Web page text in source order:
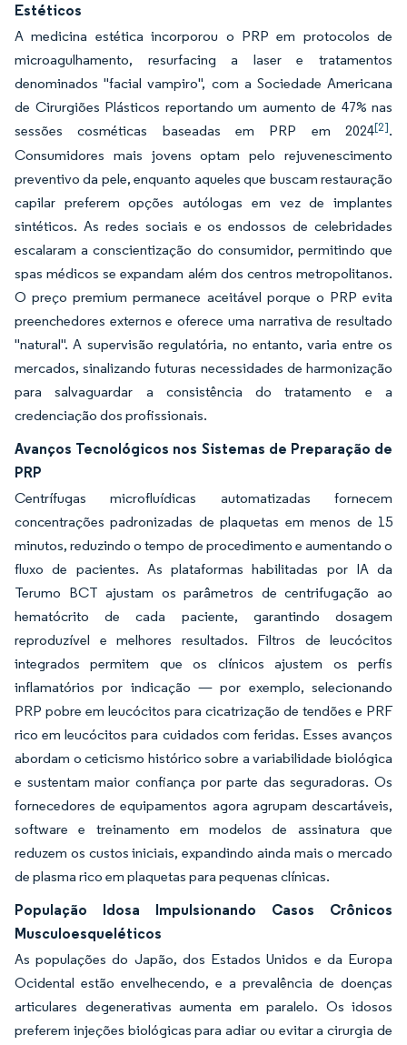
Estéticos
A medicina estética incorporou o PRP em protocolos de
microagulhamento, resurfacing a laser e tratamentos
denominados "facial vampiro", com a Sociedade Americana
de Cirurgiões Plásticos reportando um aumento de 47% nas
sessões cosméticas baseadas em PRP em 2024[2].
Consumidores mais jovens optam pelo rejuvenescimento
preventivo da pele, enquanto aqueles que buscam restauração
capilar preferem opções autólogas em vez de implantes
sintéticos. As redes sociais e os endossos de celebridades
escalaram a conscientização do consumidor, permitindo que
spas médicos se expandam além dos centros metropolitanos.
O preço premium permanece aceitável porque o PRP evita
preenchedores externos e oferece uma narrativa de resultado
"natural". A supervisão regulatória, no entanto, varia entre os
mercados, sinalizando futuras necessidades de harmonização
para salvaguardar a consistência do tratamento e a
credenciação dos profissionais.
Avanços Tecnológicos nos Sistemas de Preparação de
PRP
Centrífugas microfluídicas automatizadas fornecem
concentrações padronizadas de plaquetas em menos de 15
minutos, reduzindo o tempo de procedimento e aumentando o
fluxo de pacientes. As plataformas habilitadas por IA da
Terumo BCT ajustam os parâmetros de centrifugação ao
hematócrito de cada paciente, garantindo dosagem
reproduzível e melhores resultados. Filtros de leucócitos
integrados permitem que os clínicos ajustem os perfis
inflamatórios por indicação — por exemplo, selecionando
PRP pobre em leucócitos para cicatrização de tendões e PRF
rico em leucócitos para cuidados com feridas. Esses avanços
abordam o ceticismo histórico sobre a variabilidade biológica
e sustentam maior confiança por parte das seguradoras. Os
fornecedores de equipamentos agora agrupam descartáveis,
software e treinamento em modelos de assinatura que
reduzem os custos iniciais, expandindo ainda mais o mercado
de plasma rico em plaquetas para pequenas clínicas.
População Idosa Impulsionando Casos Crônicos
Musculoesqueléticos
As populações do Japão, dos Estados Unidos e da Europa
Ocidental estão envelhecendo, e a prevalência de doenças
articulares degenerativas aumenta em paralelo. Os idosos
preferem injeções biológicas para adiar ou evitar a cirurgia de